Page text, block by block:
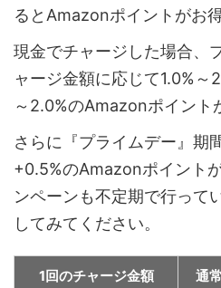
るとAmazonポイントがお
現金でチャージした場合、
ャージ金額に応じて1.0%～
～2.0%のAmazonポイント
さらに『プライムデー』期
+0.5%のAmazonポイント
ンペーンも不定期で行って
してみてください。
1回のチャージ金額 通